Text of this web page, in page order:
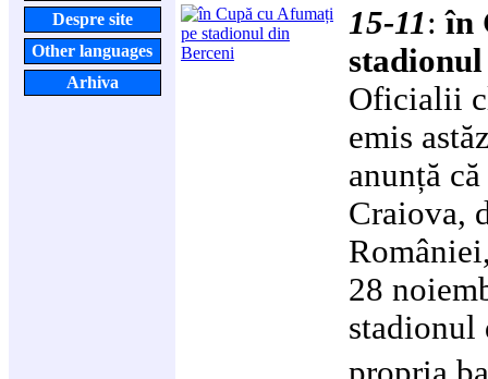
Despre site
Other languages
Arhiva
15-11:în
Oficialii
emis
anunță
Craiova,
28
stadionul